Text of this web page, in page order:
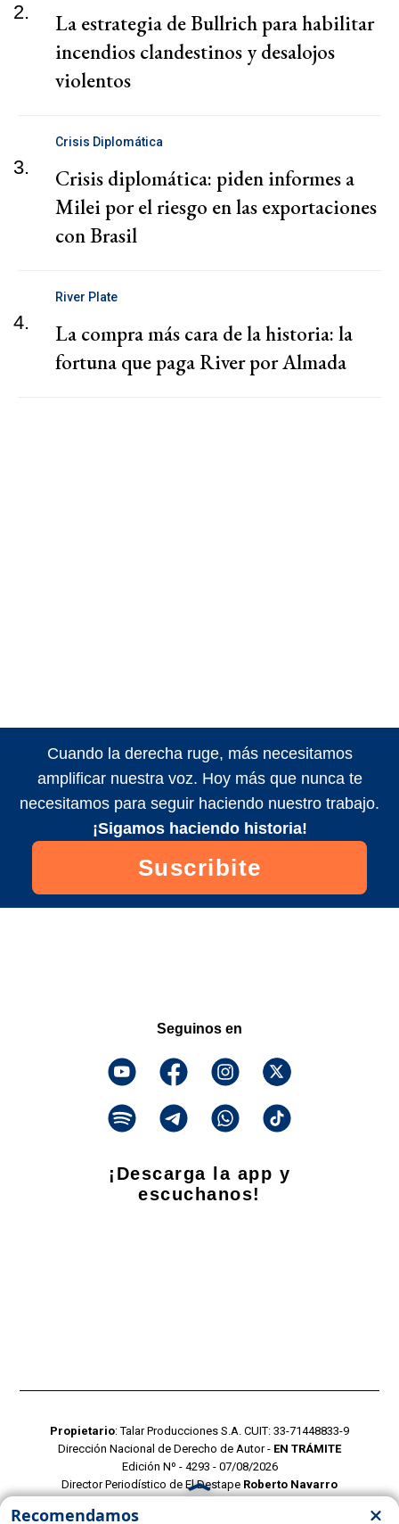
2.
La estrategia de Bullrich para habilitar
incendios clandestinos y desalojos
violentos
3.
Crisis Diplomática
Crisis diplomática: piden informes a
Milei por el riesgo en las exportaciones
con Brasil
4.
River Plate
La compra más cara de la historia: la
fortuna que paga River por Almada
Cuando la derecha ruge, más necesitamos
amplificar nuestra voz. Hoy más que nunca te
necesitamos para seguir haciendo nuestro trabajo.
¡Sigamos haciendo historia!
Suscribite
Seguinos en
¡Descarga la app y
escuchanos!
Propietario: Talar Producciones S.A. CUIT: 33-71448833-9
Dirección Nacional de Derecho de Autor - EN TRÁMITE
Edición Nº - 4293 - 07/08/2026
Director Periodístico de El Destape Roberto Navarro